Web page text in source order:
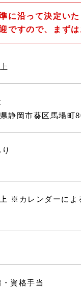
に沿って決定いた
ですので、まずは
静岡市葵区馬場町
※カレンダーに
資格手当